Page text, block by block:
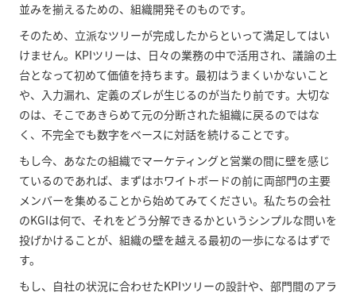
並みを揃えるための、組織開発そのものです。
そのため、立派なツリーが完成したからといって満足してはい
けません。KPIツリーは、日々の業務の中で活用され、議論の土
台となって初めて価値を持ちます。最初はうまくいかないこと
や、入力漏れ、定義のズレが生じるのが当たり前です。大切な
のは、そこであきらめて元の分断された組織に戻るのではな
く、不完全でも数字をベースに対話を続けることです。
もし今、あなたの組織でマーケティングと営業の間に壁を感じ
ているのであれば、まずはホワイトボードの前に両部門の主要
メンバーを集めることから始めてみてください。私たちの会社
のKGIは何で、それをどう分解できるかというシンプルな問いを
投げかけることが、組織の壁を越える最初の一歩になるはずで
す。
もし、自社の状況に合わせたKPIツリーの設計や、部門間のアラ